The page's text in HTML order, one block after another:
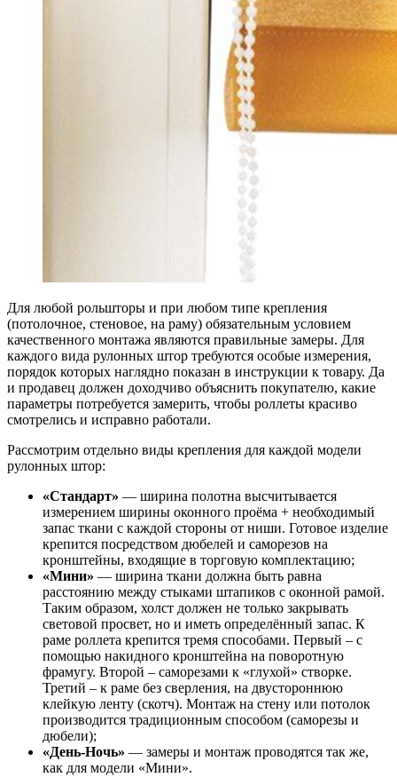
Для любой рольшторы и при любом типе крепления
(потолочное, стеновое, на раму) обязательным условием
качественного монтажа являются правильные замеры. Для
каждого вида рулонных штор требуются особые измерения,
порядок которых наглядно показан в инструкции к товару. Да
и продавец должен доходчиво объяснить покупателю, какие
параметры потребуется замерить, чтобы роллеты красиво
смотрелись и исправно работали.
Рассмотрим отдельно виды крепления для каждой модели
рулонных штор:
«Стандарт» — ширина полотна высчитывается
измерением ширины оконного проёма + необходимый
запас ткани с каждой стороны от ниши. Готовое изделие
крепится посредством дюбелей и саморезов на
кронштейны, входящие в торговую комплектацию;
«Мини» — ширина ткани должна быть равна
расстоянию между стыками штапиков с оконной рамой.
Таким образом, холст должен не только закрывать
световой просвет, но и иметь определённый запас. К
раме роллета крепится тремя способами. Первый – с
помощью накидного кронштейна на поворотную
фрамугу. Второй – саморезами к «глухой» створке.
Третий – к раме без сверления, на двустороннюю
клейкую ленту (скотч). Монтаж на стену или потолок
производится традиционным способом (саморезы и
дюбели);
«День-Ночь» — замеры и монтаж проводятся так же,
как для модели «Мини».